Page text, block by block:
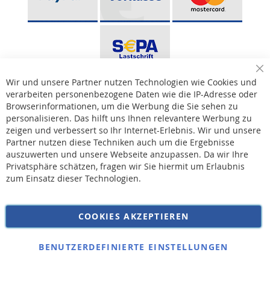
* Bei der Lieferung auf deutsche Inseln wird ein Inselzuschlag von 15,00 € auf die
Versandkosten erhoben.
AGB
Widerruf
Datenschutz
Impressum
Kontakt
Wir und unsere Partner nutzen Technologien wie Cookies und
verarbeiten personenbezogene Daten wie die IP-Adresse oder
Browserinformationen, um die Werbung die Sie sehen zu
personalisieren. Das hilft uns Ihnen relevantere Werbung zu
zeigen und verbessert so Ihr Internet-Erlebnis. Wir und unsere
Partner nutzen diese Techniken auch um die Ergebnisse
auszuwerten und unsere Webseite anzupassen. Da wir Ihre
Privatsphäre schätzen, fragen wir Sie hiermit um Erlaubnis
zum Einsatz dieser Technologien.
COOKIES AKZEPTIEREN
BENUTZERDEFINIERTE EINSTELLUNGEN